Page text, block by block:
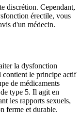
discrétion. Cependant,
érectile, vous
d'un médecin.
la dysfonction
contient le principe actif
de médicaments
type 5. Il agit en
les rapports sexuels,
ferme et durable.